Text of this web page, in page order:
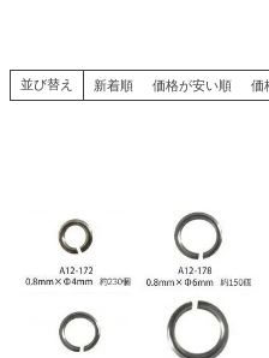
並び替え 新着順 価格が安い順 価